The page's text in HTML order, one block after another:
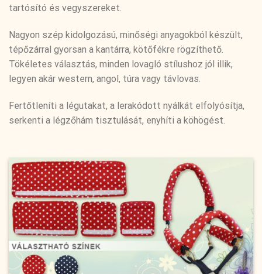
tartósító és vegyszereket.
Nagyon szép kidolgozású, minőségi anyagokból készült,
tépőzárral gyorsan a kantárra, kötőfékre rögzíthető.
Tökéletes választás, minden lovagló stílushoz jól illik,
legyen akár western, angol, túra vagy távlovas.
Fertőtleníti a légutakat, a lerakódott nyálkát elfolyósítja,
serkenti a légzőhám tisztulását, enyhíti a köhögést.